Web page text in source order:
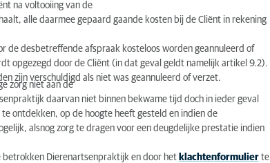
na voltooiing van de
alle daarmee gepaard gaande kosten bij de Cliënt in rekening
de desbetreffende afspraak kosteloos worden geannuleerd of
opgezegd door de Cliënt (in dat geval geldt namelijk artikel 9.2).
zijn verschuldigd als niet was geannuleerd of verzet.
zorg niet aan de
daarvan niet binnen bekwame tijd doch in ieder geval
ontdekken, op de hoogte heeft gesteld en indien de
alsnog zorg te dragen voor een deugdelijke prestatie indien
betrokken Dierenartsenpraktijk en door het klachtenformulier te